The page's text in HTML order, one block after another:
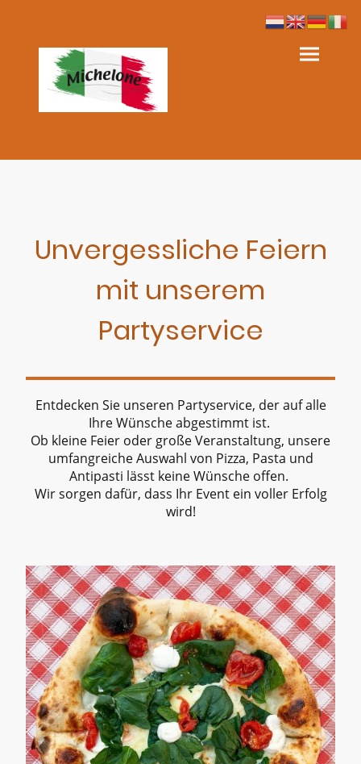
Unvergessliche Feiern
mit unserem
Partyservice
Entdecken Sie unseren Partyservice, der auf alle
Ihre Wünsche abgestimmt ist.
Ob kleine Feier oder große Veranstaltung, unsere
umfangreiche Auswahl von Pizza, Pasta und
Antipasti lässt keine Wünsche offen.
Wir sorgen dafür, dass Ihr Event ein voller Erfolg
wird!